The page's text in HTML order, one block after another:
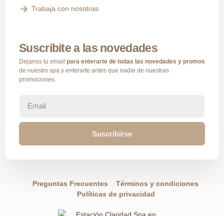
Trabaja con nosotras
Suscribite a las novedades
Dejanos tu email para enterarte de todas las novedades y promos
de nuestro spa y enterarte antes que nadie de nuestras
promociones.
Suscribirse
Preguntas Frecuentes
Términos y condiciones
Políticas de privacidad